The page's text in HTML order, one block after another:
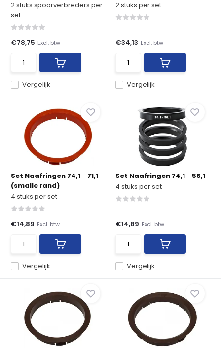
2 stuks spoorverbreders per
set
Vergelijk
€78,75 Excl. btw
2 stuks per set
Vergelijk
€34,13 Excl. btw
Set Naafringen 74,1 - 71,1
(smalle rand)
4 stuks per set
Vergelijk
€14,89 Excl. btw
Set Naafringen 74,1 - 56,1
4 stuks per set
Vergelijk
€14,89 Excl. btw